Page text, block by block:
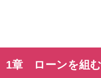
1章 ローンを組む